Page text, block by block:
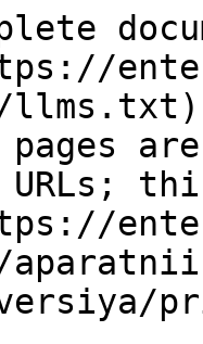
pages
URLs;